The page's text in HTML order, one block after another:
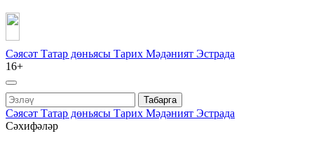
Сәясәт Татар дөньясы Тарих Мәдәният Эстрада
16+
Табарга
Сәясәт Татар дөньясы Тарих Мәдәният Эстрада
Сәхифәләр